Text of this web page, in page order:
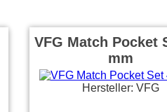
VFG Match Pocket
mm
Hersteller: VFG